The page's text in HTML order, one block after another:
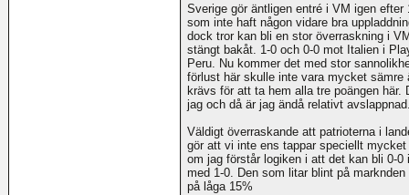
Sverige gör äntligen entré i VM igen
som inte haft någon vidare bra
dock tror kan bli en stor överraskning i
stängt bakåt. 1-0 och 0-0 mot Italien i
Peru. Nu kommer det med stor
förlust här skulle inte vara mycket
krävs för att ta hem alla tre poängen
jag och då är jag ändå relativt
Väldigt överraskande att patrioterna i
gör att vi inte ens tappar speciellt
om jag förstår logiken i att det kan bli 0-
med 1-0. Den som litar blint på
på låga 15%